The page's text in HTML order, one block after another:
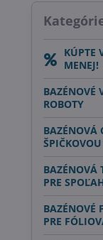
KÚPTE
MENEJ!
BAZÉNOVÉ
ROBOTY
BAZÉNOVÁ
BAZÉNOVÁ
PRE
BAZÉNOVÉ
PRE